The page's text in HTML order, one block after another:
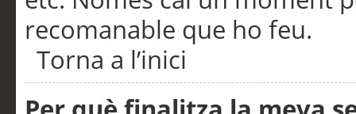
recomanable que ho feu.
Torna a l’inici